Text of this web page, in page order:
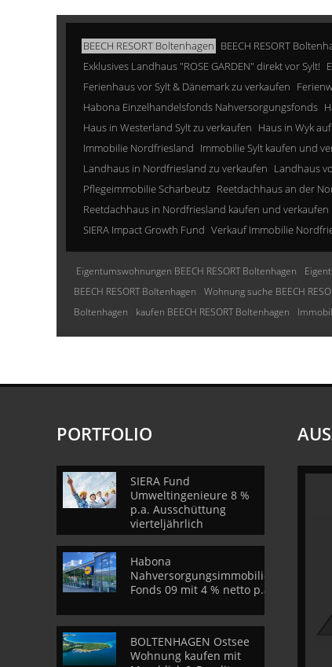
BEECH RESORT Boltenhagen BEECH RESORT
Exklusives Landhaus "ROSE GARDEN" direkt vor Sylt!
Ferienhaus vor Sylt & Dänemark zu verkaufen
Habona Einzelhandelsfonds Nahversorgungsfonds
Haus in Westerland Sylt zu verkaufen Haus in Wyk
Immobilie Nordfriesland Immobilie Sylt kaufen und
Landhaus in Nordfriesland zu verkaufen Landhaus
Pflegeimmobilie Scharbeutz Reetdachhaus an der
Reetdachhaus in Nordfriesland kaufen und verkaufen
SIERA Impact Growth Fund Verkauf Immobilie
Eigentumswohnungen BEECH RESORT Boltenhagen
BEECH RESORT Boltenhagen
Wohnung suche BEECH
Boltenhagen
kaufen BEECH RESORT Boltenhagen
PORTFOLIO
SIERA Fund
Umweltingenieure 8 %
p.a. Ausschüttung
vierteljährlich
Habona
Nahversorgungsimmobilien
Fonds 09 mit 4 % netto p.a.
BOLTENHAGEN Ostsee
Wohnung kaufen mit